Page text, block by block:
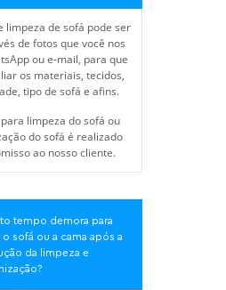
limpeza de sofá pode ser
de fotos que você nos
ou e-mail, para que
os materiais, tecidos,
tipo de sofá e afins.
limpeza do sofá ou
do sofá é realizado
ao nosso cliente.
tempo demora para
o sofá ou a cama após a
da limpeza e